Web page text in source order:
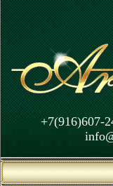
+7(916)607-